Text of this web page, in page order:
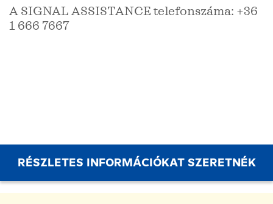
A SIGNAL ASSISTANCE telefonszáma: +36
1 666 7667
RÉSZLETES INFORMÁCIÓKAT SZERETNÉK